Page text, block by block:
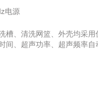
电源
、清洗网篮、外壳均采
、超声功率、超声频率